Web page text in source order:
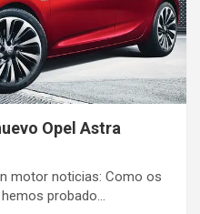
Opel Astra
motor noticias: Como os
probado…